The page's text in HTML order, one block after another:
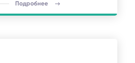
Подробнее